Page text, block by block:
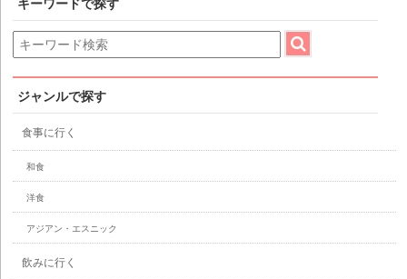
キーワードで探す
ジャンルで探す
食事に行く
和食
洋食
アジアン・エスニック
飲みに行く